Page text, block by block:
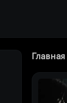
Главная